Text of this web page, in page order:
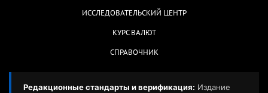
ИССЛЕДОВАТЕЛЬСКИЙ ЦЕНТР
КУРС ВАЛЮТ
СПРАВОЧНИК
Редакционные стандарты и верификация: Издание